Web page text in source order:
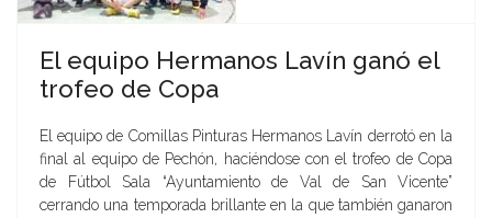
El equipo Hermanos Laví­n ganó el
trofeo de Copa
El equipo de Comillas Pinturas Hermanos Lavín derrotó en la
final al equipo de Pechón, haciéndose con el trofeo de Copa
de Fútbol Sala “Ayuntamiento de Val de San Vicente”
cerrando una temporada brillante en la que también ganaron